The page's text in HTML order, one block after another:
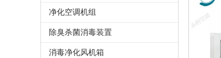
净化空调机组
除臭杀菌消毒装置
消毒净化风机箱